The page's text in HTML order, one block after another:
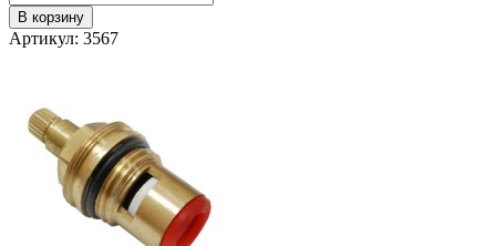
В корзину
Артикул: 3567